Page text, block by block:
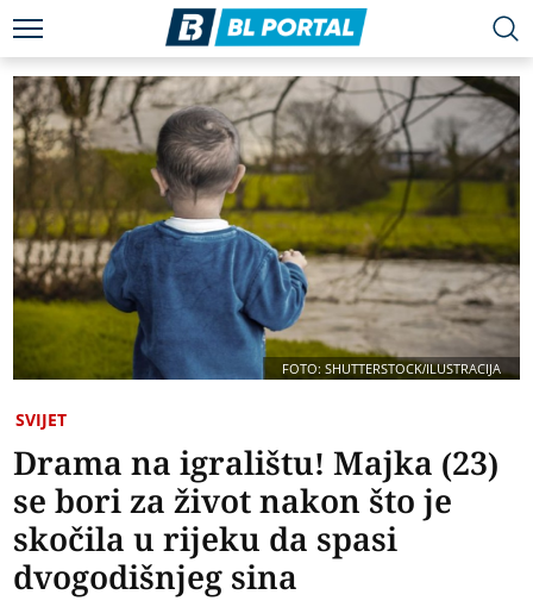
FOTO: SHUTTERSTOCK/ILUSTRACIJA
SVIJET
Drama na igralištu! Majka (23)
se bori za život nakon što je
skočila u rijeku da spasi
dvogodišnjeg sina